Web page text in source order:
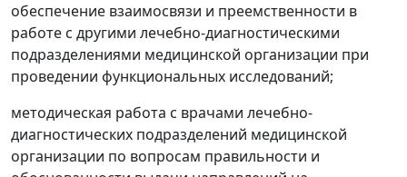
обеспечение взаимосвязи и преемственности в
работе с другими лечебно-диагностическими
подразделениями медицинской организации при
проведении функциональных исследований;
методическая работа с врачами лечебно-
диагностических подразделений медицинской
организации по вопросам правильности и